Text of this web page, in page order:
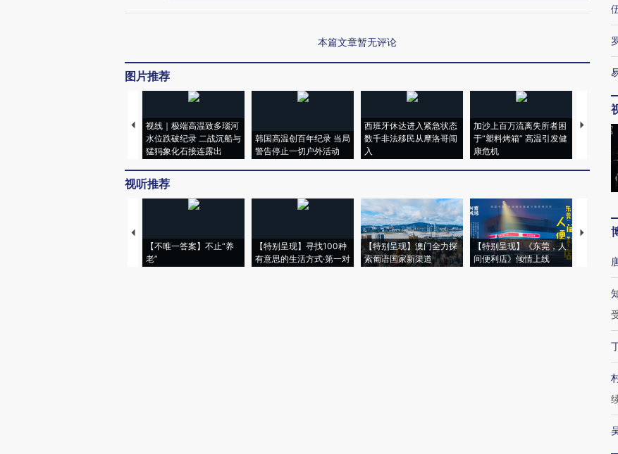
本篇文章暂无评论
图片推荐
视线｜极端高温致多瑙河
水位跌破纪录 二战沉船与
猛犸象化石接连露出
韩国高温创百年纪录 当局
警告停止一切户外活动
西班牙休达进入紧急状态
数千非法移民从摩洛哥闯
入
加沙上百万流离失所者困
于“塑料烤箱” 高温引发健
康危机
马航飞
粒摇头
视听推荐
【不唯一答案】不止“养
老”
【特别呈现】寻找100种
有意思的生活方式·第一对
【特别呈现】澳门全力探
索葡语国家新渠道
【特别呈现】《东莞，人
间便利店》倾情上线
【推广】